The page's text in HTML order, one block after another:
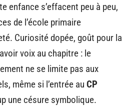
enfance s’effacent peu à peu,
de l’école primaire
Curiosité dopée, goût pour la
voix au chapitre : le
ne se limite pas aux
même si l’entrée au CP
une césure symbolique.